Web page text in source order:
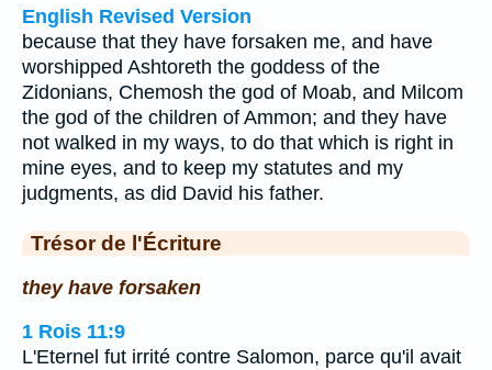
English Revised Version
because that they have forsaken me, and have
worshipped Ashtoreth the goddess of the
Zidonians, Chemosh the god of Moab, and Milcom
the god of the children of Ammon; and they have
not walked in my ways, to do that which is right in
mine eyes, and to keep my statutes and my
judgments, as did David his father.
Trésor de l'Écriture
they have forsaken
1 Rois 11:9
L'Eternel fut irrité contre Salomon, parce qu'il avait